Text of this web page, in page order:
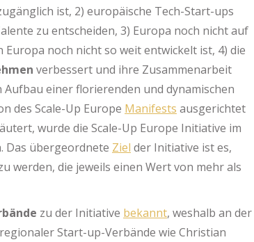
ist, 2) europäische Tech-Start-ups
zu entscheiden, 3) Europa noch nicht auf
noch nicht so weit entwickelt ist, 4) die
verbessert und ihre Zusammenarbeit
einer florierenden und dynamischen
des Scale-Up Europe Manifests ausgerichtet
wurde die Scale-Up Europe Initiative im
Das übergeordnete Ziel der Initiative ist es,
werden, die jeweils einen Wert von mehr als
zu der Initiative bekannt, weshalb an der
Start-up-Verbände wie Christian